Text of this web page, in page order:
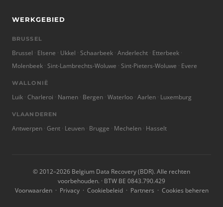
WERKGEBIED
BRUSSEL
Brussel Elsene Ukkel Schaarbeek Anderlecht Etterbeek
Molenbeek Sint-Lambrechts-Woluwe Sint-Pieters-Woluwe Evere
WALLONIË
Luik Charleroi Namen Bergen Waterloo Aarlen Luxemburg
VLAANDEREN
Antwerpen Gent Leuven Brugge Mechelen Hasselt
© 2012–2026 Belgium Data Recovery (BDR). Alle rechten
voorbehouden. · BTW BE 0843.790.429
Voorwaarden· Privacy· Cookiebeleid· Partners · Cookies beheren